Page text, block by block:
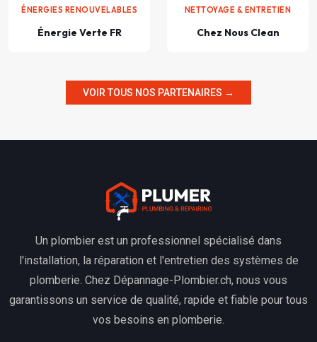
ÉNERGIES RENOUVELABLES
Énergie Verte FR
NETTOYAGE & ENTRETIEN
Chez Nous Clean
VOIR TOUS NOS PARTENAIRES →
Un plombier est un professionnel spécialisé dans
l'installation, la réparation et l'entretien des systèmes de
plomberie. Chez Dépannage-Plombier.ch, nous vous
garantissons un service de qualité, rapide et fiable pour tous
vos besoins en plomberie.